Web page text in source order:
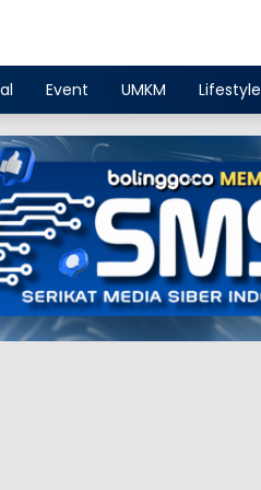
Event UMKM Lifestyle